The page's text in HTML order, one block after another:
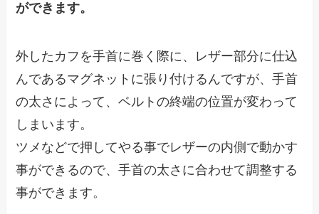
ができます。
外したカフを手首に巻く際に、レザー部分に仕込
んであるマグネットに張り付けるんですが、手首
の太さによって、ベルトの終端の位置が変わって
しまいます。
ツメなどで押してやる事でレザーの内側で動かす
事ができるので、手首の太さに合わせて調整する
事ができます。